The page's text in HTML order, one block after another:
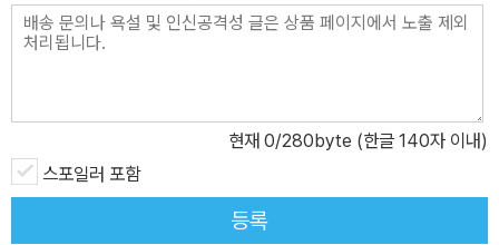
그들의 친구나 친척은 어떤가? 또 그들은 당신에 대해 얼마나 잘 아
는가? 당신이 한 번도 본 적 없는 사람이 당신에게 사회공학을 할 수
하도록 조종하거나 원하는 정보를 얻어내는 것이다. 사기와 비슷하지
만 정보를 얻기 위한, 또는 컴퓨터 시스템에 액세스하기 위한 목적이
현재 0/280byte (한글 140자 이내)
스포일러 포함
등록